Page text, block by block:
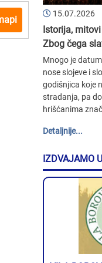
15.07.2026
Istorija,
Zbog čega
Mnogo je
nose slojeve i
godišnjica koje
stradanja, pa
hrišćanima
Detaljnije...
IZDVAJAMO